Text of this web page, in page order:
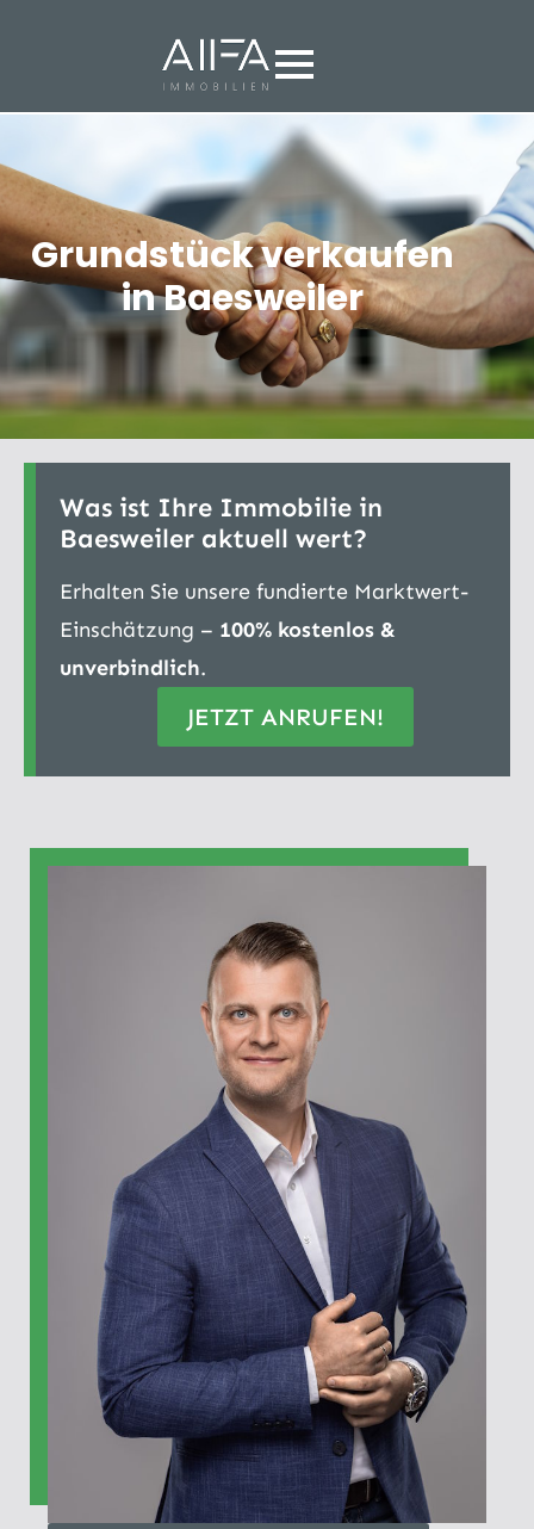
Grundstück verkaufen
in Baesweiler
Was ist Ihre Immobilie in
Baesweiler aktuell wert?
Erhalten Sie unsere fundierte Marktwert-
Einschätzung – 100% kostenlos &
unverbindlich.
JETZT ANRUFEN!